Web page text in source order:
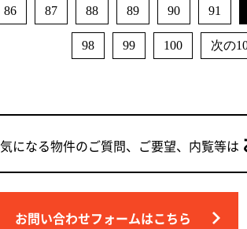
86 87 88 89 90 91
98 99 100 次の
気になる物件のご質問、ご要望、内覧等は
お問い合わせフォームはこちら